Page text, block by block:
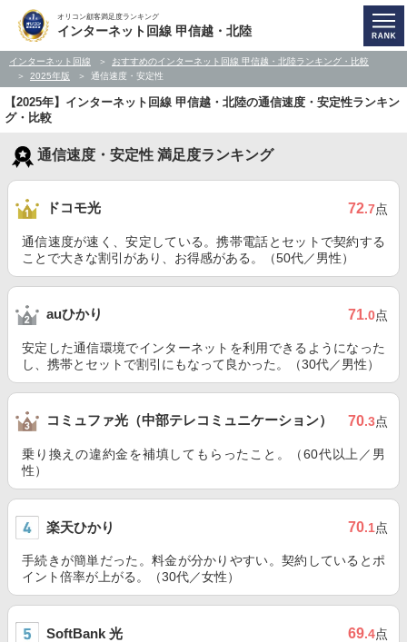
オリコン顧客満足度ランキング
インターネット回線 甲信越・北陸
インターネット回線
おすすめのインターネット回線 甲信越・北陸ランキング・比較
2025年版
通信速度・安定性
【2025年】インターネット回線 甲信越・北陸の通信速度・安定性ランキン
グ・比較
通信速度・安定性 満足度ランキング
ドコモ光 72.7点
通信速度が速く、安定している。携帯電話とセットで契約する
ことで大きな割引があり、お得感がある。（50代／男性）
auひかり 71.0点
安定した通信環境でインターネットを利用できるようになった
し、携帯とセットで割引にもなって良かった。（30代／男性）
コミュファ光（中部テレコミュニケーション） 70.3点
乗り換えの違約金を補填してもらったこと。（60代以上／男
性）
楽天ひかり 70.1点
手続きが簡単だった。料金が分かりやすい。契約しているとポ
イント倍率が上がる。（30代／女性）
SoftBank 光 69.4点